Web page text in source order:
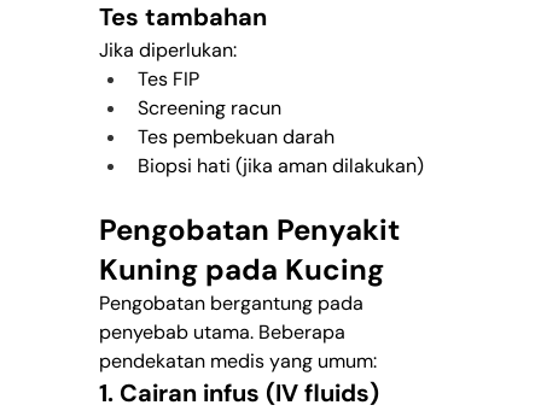
Tes tambahan
Jika diperlukan:
Tes FIP
Screening racun
Tes pembekuan darah
Biopsi hati (jika aman dilakukan)
Pengobatan Penyakit
Kuning pada Kucing
Pengobatan bergantung pada
penyebab utama. Beberapa
pendekatan medis yang umum:
1. Cairan infus (IV fluids)